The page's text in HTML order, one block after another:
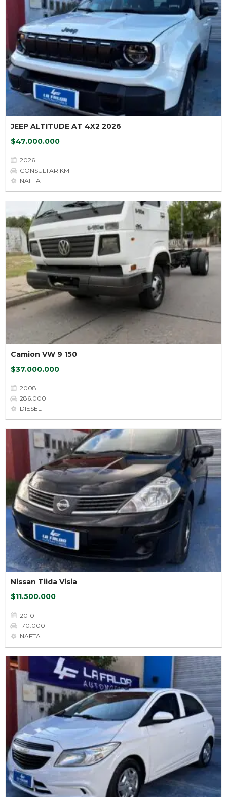
JEEP ALTITUDE AT 4X2 2026
$47.000.000
2026
CONSULTAR KM
NAFTA
Camion VW 9 150
$37.000.000
2008
286.000
DIESEL
Nissan Tiida Visia
$11.500.000
2010
170.000
NAFTA